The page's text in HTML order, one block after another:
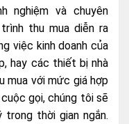
nghiệm và chuyên
thu mua diễn ra
việc kinh doanh của
hay các thiết bị nhà
mua với mức giá hợp
gọi, chúng tôi sẽ
thời gian ngắn.